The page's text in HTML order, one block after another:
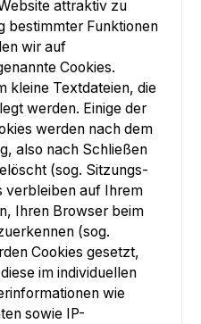
attraktiv zu
bestimmter Funktionen
wir auf
Cookies.
kleine Textdateien, die
werden. Einige der
werden nach dem
also nach Schließen
(sog. Sitzungs-
verbleiben auf Ihrem
Ihren Browser beim
(sog.
Cookies gesetzt,
im individuellen
wie
sowie IP-